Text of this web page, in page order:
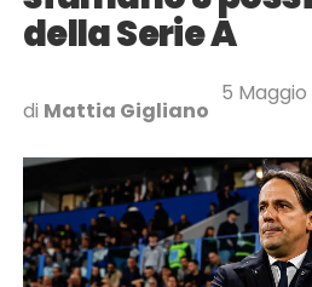
della Serie A
di Mattia Gigliano
5